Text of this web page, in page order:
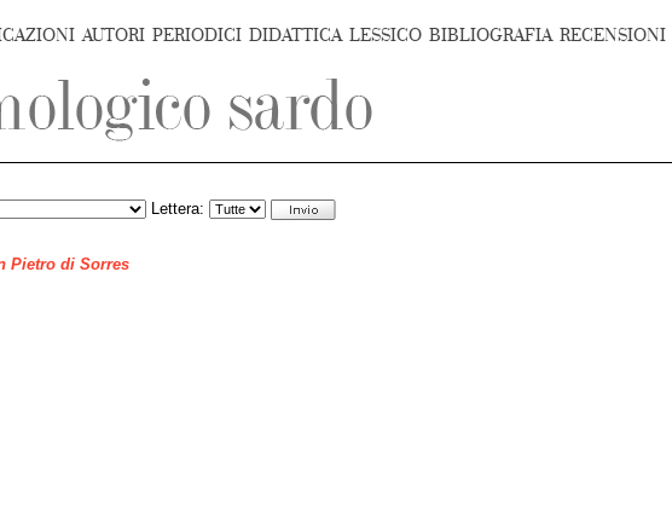
AUTORI PERIODICI DIDATTICA LESSICO BIBLIOGRAFIA RECENSIONI
Lettera:
Pietro di Sorres